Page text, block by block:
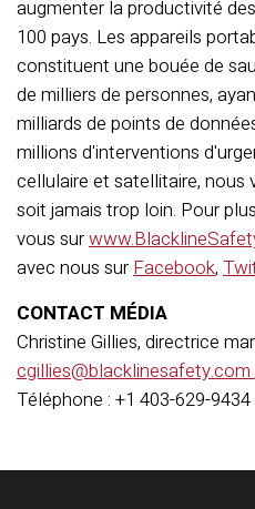
augmenter la productivité
100 pays. Les appareils
constituent une bouée de
de milliers de personnes,
milliards de points de
millions d'interventions
cellulaire et satellitaire, nous
soit jamais trop loin. Pour
vous sur
avec nous sur Facebook,
CONTACT MÉDIA
Christine Gillies, directrice
cgillies@blacklinesafety.com
Téléphone : +1 403-629-9434